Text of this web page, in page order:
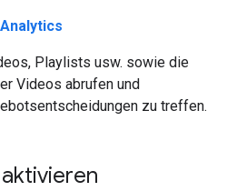
Playlists usw. sowie die
Videos abrufen und
zu treffen.